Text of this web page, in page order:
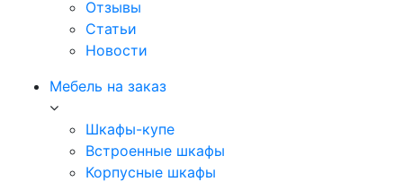
Отзывы
Статьи
Новости
Мебель на заказ
Шкафы-купе
Встроенные шкафы
Корпусные шкафы